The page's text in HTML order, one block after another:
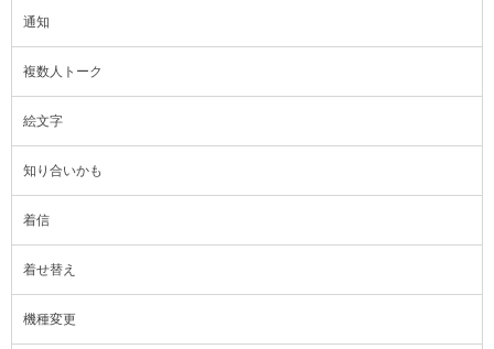
通知
複数人トーク
絵文字
知り合いかも
着信
着せ替え
機種変更